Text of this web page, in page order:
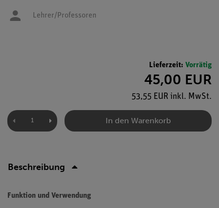
Lehrer/Professoren
Lieferzeit: Vorrätig
45,00 EUR
53,55 EUR inkl. MwSt.
In den Warenkorb
Beschreibung
Funktion und Verwendung